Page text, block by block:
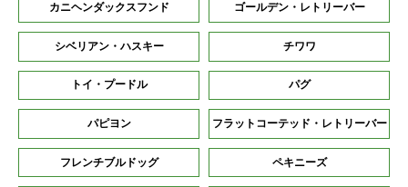
カニヘンダックスフンド ゴールデン・レトリーバー
シベリアン・ハスキー チワワ
トイ・プードル パグ
パピヨン フラットコーテッド・レトリーバー
フレンチブルドッグ ペキニーズ